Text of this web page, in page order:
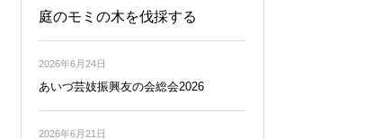
庭のモミの木を伐採する
2026年6月24日
あいづ芸妓振興友の会総会2026
2026年6月21日